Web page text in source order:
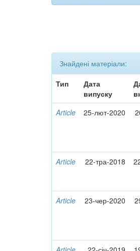
Знайдені матеріали:
Тип
Дата
випуску
Article 25-лют-2020
Article 22-тра-2018
Article 23-чер-2020